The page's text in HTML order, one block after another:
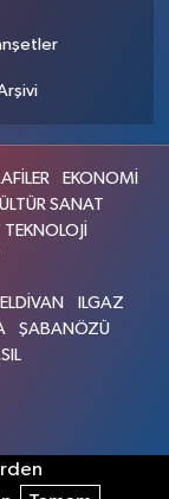
EKONOMİ
SANAT
TEKNOLOJİ
ELDİVAN
ILGAZ
ŞABANÖZÜ